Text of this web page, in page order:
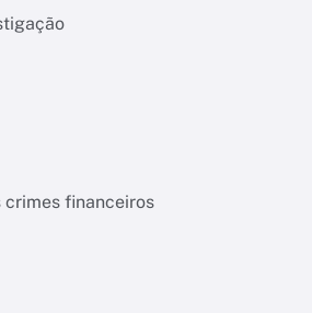
crimes financeiros